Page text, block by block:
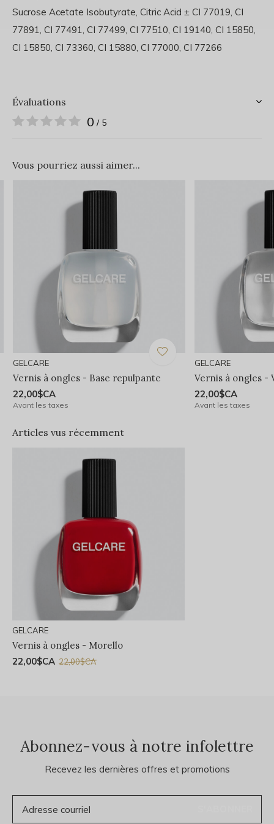
Sucrose Acetate Isobutyrate, Citric Acid ± CI 77019, CI
77891, CI 77491, CI 77499, CI 77510, CI 19140, CI 15850,
CI 15850, CI 73360, CI 15880, CI 77000, CI 77266
Évaluations
0 / 5
Vous pourriez aussi aimer...
GELCARE
Vernis à ongles - Base repulpante
22,00$CA
Avant les taxes
GELCARE
Vernis à ongles -
22,00$CA
Avant les taxes
Articles vus récemment
GELCARE
Vernis à ongles - Morello
22,00$CA 22,00$CA
Abonnez-vous à notre infolettre
Recevez les dernières offres et promotions